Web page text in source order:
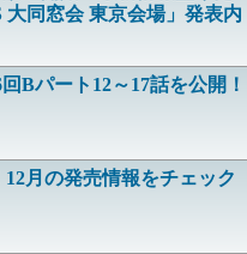
大同窓会 東京会場」発表内
Bパート12～17話を公開！
月の発売情報をチェック